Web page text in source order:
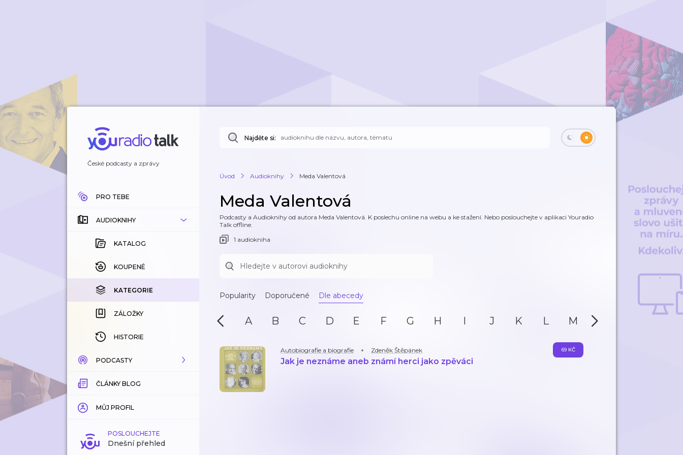
České podcasty a zprávy
PRO TEBE
AUDIOKNIHY
KATALOG
KOUPENÉ
KATEGORIE
ZÁLOŽKY
HISTORIE
PODCASTY
KATALOG
KATEGORIE
ZÁLOŽKY
ČLÁNKY BLOG
MŮJ PROFIL
POSLOUCHEJTE
Dnešní přehled
Najděte si:
Úvod Audioknihy Meda Valentová
Meda Valentová
Podcasty a Audioknihy od autora Meda Valentová. K poslechu online na webu a ke stažení. Nebo poslouchejte v aplikaci Youradio
Talk offline.
1 audiokniha
Popularity Doporučené Dle abecedy
A B C D E F G H I J K L M N
Autobiografie a biografie Zdeněk Štěpánek
Jak je neznáme aneb známí herci jako zpěváci
69 KČ